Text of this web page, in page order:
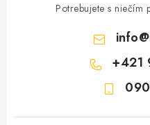
Potrebujete s niečím
info@
+421